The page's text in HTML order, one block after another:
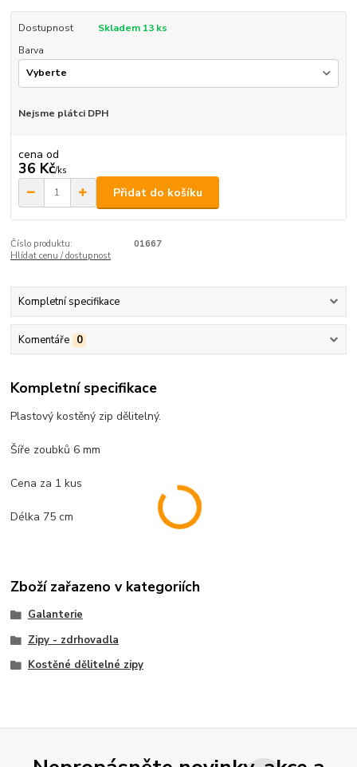
Dostupnost
Skladem 13 ks
Barva
Nejsme plátci DPH
cena od
36 Kč/ks
Přidat do košíku
Číslo produktu:
01667
Hlídat cenu / dostupnost
Kompletní specifikace
Komentáře 0
Kompletní specifikace
Plastový kostěný zip dělitelný.
Šíře zoubků 6 mm
Cena za 1 kus
Délka 75 cm
Zboží zařazeno v kategoriích
Galanterie
Zipy - zdrhovadla
Kostěné dělitelné zipy